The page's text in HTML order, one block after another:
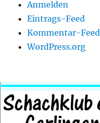
Anmelden
Eintrags-Feed
Kommentar-Feed
WordPress.org